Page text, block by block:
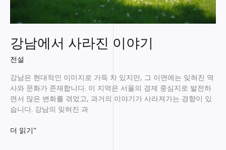
강남에서 사라진 이야기
전설
강남은 현대적인 이미지로 가득 차 있지만, 그 이면에는 잊혀진 역
사와 문화가 존재합니다. 이 지역은 서울의 경제 중심지로 발전하
면서 많은 변화를 겪었고, 과거의 이야기가 사라져가는 경향이 있
습니다. 강남의 잊혀진 과
강
더 읽기"